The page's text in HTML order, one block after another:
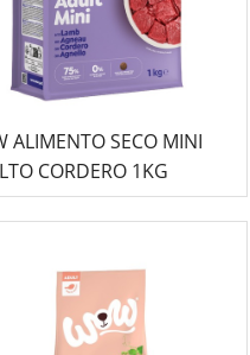
ALIMENTO SECO MINI
CORDERO 1KG